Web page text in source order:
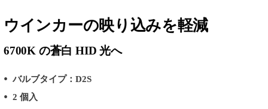
ウインカーの映り込みを軽減
6700K の蒼白 HID 光へ
バルブタイプ：D2S
2 個入